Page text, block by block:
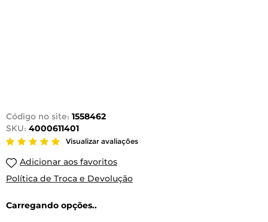
Código no site: 1558462
SKU: 4000611401
Visualizar avaliações
Adicionar aos favoritos
Política de Troca e Devolução
Carregando opções..